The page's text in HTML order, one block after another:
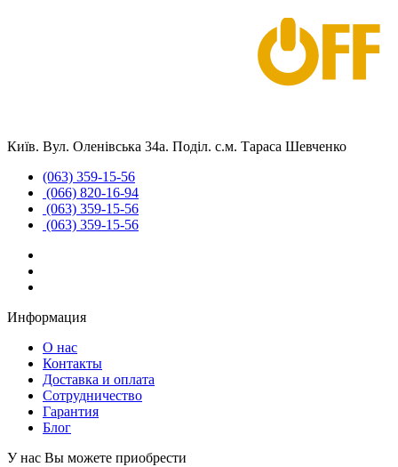
Київ. Вул. Оленівська 34а. Поділ. с.м. Тараса Шевченко
(063) 359-15-56
(066) 820-16-94
(063) 359-15-56
(063) 359-15-56
Информация
О нас
Контакты
Доставка и оплата
Сотрудничество
Гарантия
Блог
У нас Вы можете приобрести